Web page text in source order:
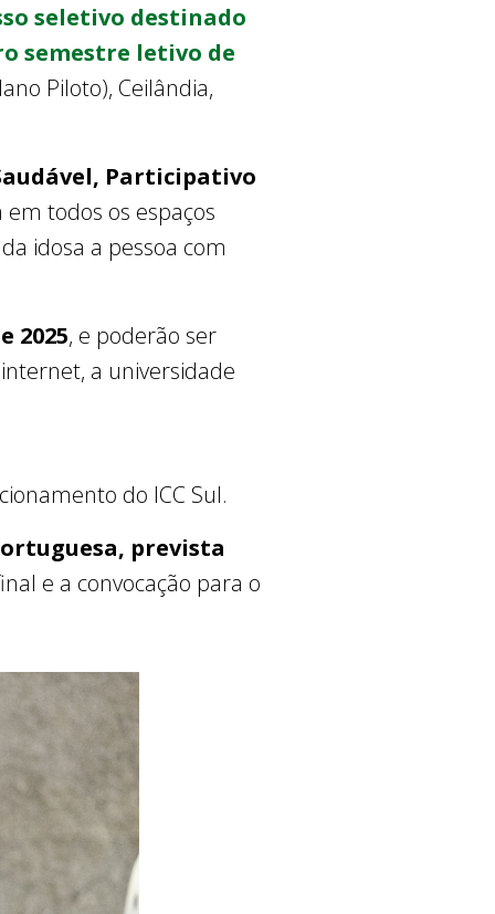
seletivo destinado
semestre letivo de
Piloto), Ceilândia,
Participativo
todos os espaços
idosa a pessoa com
2025, e poderão ser
a universidade
do ICC Sul.
prevista
e a convocação para o